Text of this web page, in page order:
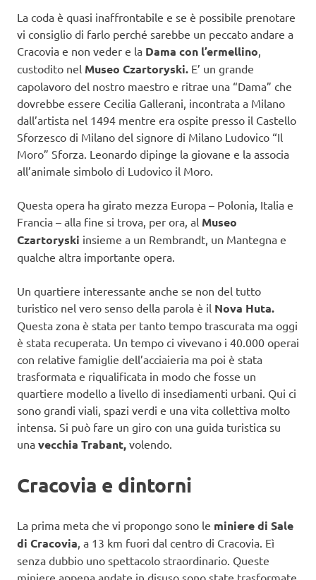
La coda è quasi inaffrontabile e se è possibile prenotare
vi consiglio di farlo perché sarebbe un peccato andare a
Cracovia e non veder e la Dama con l’ermellino
custodito nel Museo Czartoryski. E’ un grande
capolavoro del nostro maestro e ritrae una “Dama” che
dovrebbe essere Cecilia Gallerani, incontrata a Milano
dall’artista nel 1494 mentre era ospite presso il Castello
Sforzesco di Milano del signore di Milano Ludovico “Il
Moro” Sforza. Leonardo dipinge la giovane e la associa
all’animale simbolo di Ludovico il Moro.
Questa opera ha girato mezza Europa – Polonia, Italia e
Francia – alla fine si trova, per ora, al Museo
Czartoryski insieme a un Rembrandt, un Mantegna e
qualche altra importante opera.
Un quartiere interessante anche se non del tutto
turistico nel vero senso della parola è il Nova Huta.
Questa zona è stata per tanto tempo trascurata ma oggi
è stata recuperata. Un tempo ci vivevano i 40.000 operai
con relative famiglie dell’acciaieria ma poi è stata
trasformata e riqualificata in modo che fosse un
quartiere modello a livello di insediamenti urbani. Qui ci
sono grandi viali, spazi verdi e una vita collettiva molto
intensa. Si può fare un giro con una guida turistica su
una vecchia Trabant, volendo.
Cracovia e dintorni
La prima meta che vi propongo sono le miniere di Sale
di Cracovia , a 13 km fuori dal centro di Cracovia. Eì
senza dubbio uno spettacolo straordinario. Queste
miniere appena andate in disuso sono state trasformate